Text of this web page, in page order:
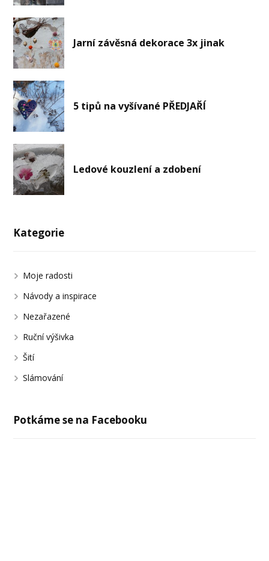
Jarní závěsná dekorace 3x jinak
5 tipů na vyšívané PŘEDJAŘÍ
Ledové kouzlení a zdobení
Kategorie
Moje radosti
Návody a inspirace
Nezařazené
Ruční výšivka
Šití
Slámování
Potkáme se na Facebooku